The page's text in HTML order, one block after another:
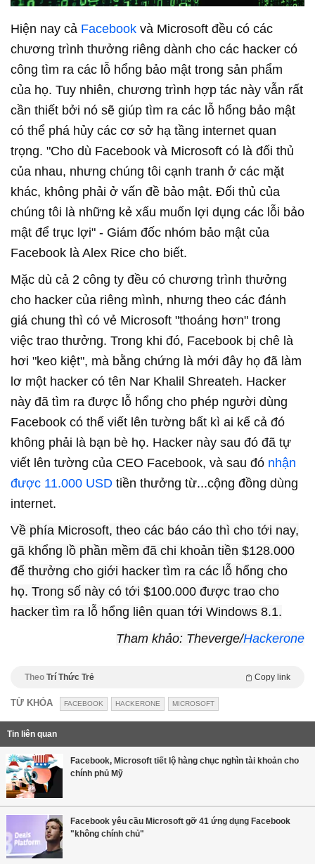
Hiện nay cả Facebook và Microsoft đều có các
chương trình thưởng riêng dành cho các hacker có
công tìm ra các lỗ hổng bảo mật trong sản phẩm
của họ. Tuy nhiên, chương trình hợp tác này vẫn rất
cần thiết bởi nó sẽ giúp tìm ra các lỗ hổng bảo mật
có thể phá hủy các cơ sở hạ tầng internet quan
trọng. "Cho dù Facebook và Microsoft có là đối thủ
của nhau, nhưng chúng tôi cạnh tranh ở các mặt
khác, không phải ở vấn đề bảo mật. Đối thủ của
chúng tôi là những kẻ xấu muốn lợi dụng các lỗi bảo
mật để trục lợi" - Giám đốc nhóm bảo mật của
Facebook là Alex Rice cho biết.
Mặc dù cả 2 công ty đều có chương trình thưởng
cho hacker của riêng mình, nhưng theo các đánh
giá chung thì có vẻ Microsoft "thoáng hơn" trong
việc trao thưởng. Trong khi đó, Facebook bị chê là
hơi "keo kiệt", mà bằng chứng là mới đây họ đã làm
lơ một hacker có tên Nar Khalil Shreateh. Hacker
này đã tìm ra được lỗ hổng cho phép người dùng
Facebook có thể viết lên tường bất kì ai kể cả đó
không phải là bạn bè họ. Hacker này sau đó đã tự
viết lên tường của CEO Facebook, và sau đó nhận
được 11.000 USD tiền thưởng từ...cộng đồng dùng
internet.
Về phía Microsoft, theo các báo cáo thì cho tới nay,
gã khổng lồ phần mềm đã chi khoản tiền $128.000
để thưởng cho giới hacker tìm ra các lỗ hổng cho
họ. Trong số này có tới $100.000 được trao cho
hacker tìm ra lỗ hổng liên quan tới Windows 8.1.
Tham khảo: Theverge/Hackerone
Theo Trí Thức Trẻ Copy link
TỪ KHÓA FACEBOOK HACKERONE MICROSOFT
Tin liên quan
Facebook, Microsoft tiết lộ hàng chục nghìn tài khoản cho
chính phủ Mỹ
Facebook yêu cầu Microsoft gỡ 41 ứng dụng Facebook
"không chính chủ"